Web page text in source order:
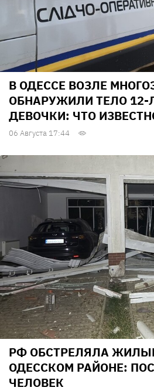
В ОДЕССЕ ВОЗЛЕ
ОБНАРУЖИЛИ ТЕЛО 12-
ДЕВОЧКИ: ЧТО
06 Августа 17:44
РФ ОБСТРЕЛЯЛА
ОДЕССКОМ РАЙОНЕ:
ЧЕЛОВЕК